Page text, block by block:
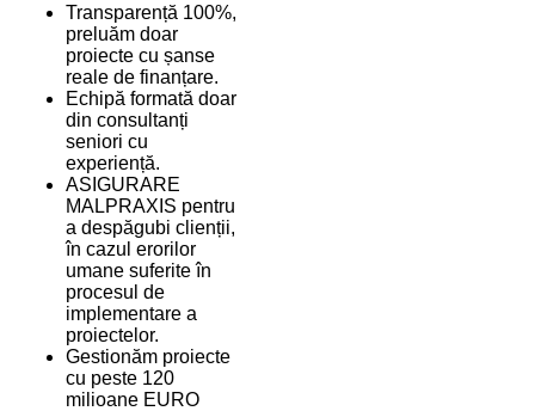
Transparență 100%,
preluăm doar
proiecte cu șanse
reale de finanțare.
Echipă formată doar
din consultanți
seniori cu
experiență.
ASIGURARE
MALPRAXIS pentru
a despăgubi clienții,
în cazul erorilor
umane suferite în
procesul de
implementare a
proiectelor.
Gestionăm proiecte
cu peste 120
milioane EURO